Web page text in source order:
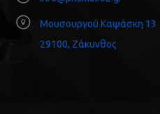
Μουσουργού Καψάσκη 13
29100, Ζάκυνθος